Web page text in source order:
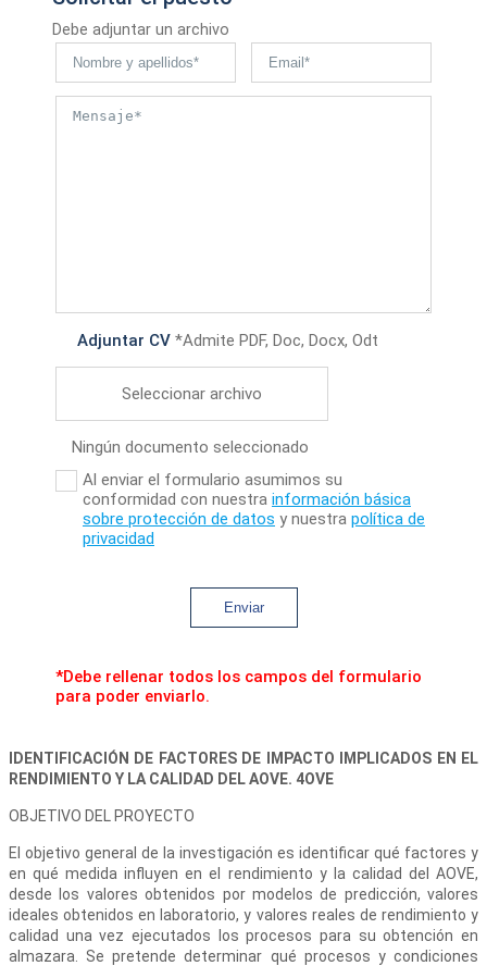
Debe adjuntar un archivo
Adjuntar CV *Admite PDF, Doc, Docx, Odt
Seleccionar archivo
Ningún documento seleccionado
Al enviar el formulario asumimos su
conformidad con nuestra información básica
sobre protección de datos y nuestra política de
privacidad
Enviar
*Debe rellenar todos los campos del formulario
para poder enviarlo.
IDENTIFICACIÓN DE FACTORES DE IMPACTO IMPLICADOS EN EL
RENDIMIENTO Y LA CALIDAD DEL AOVE. 4OVE
OBJETIVO DEL PROYECTO
El objetivo general de la investigación es identificar qué factores y
en qué medida influyen en el rendimiento y la calidad del AOVE,
desde los valores obtenidos por modelos de predicción, valores
ideales obtenidos en laboratorio, y valores reales de rendimiento y
calidad una vez ejecutados los procesos para su obtención en
almazara. Se pretende determinar qué procesos y condiciones